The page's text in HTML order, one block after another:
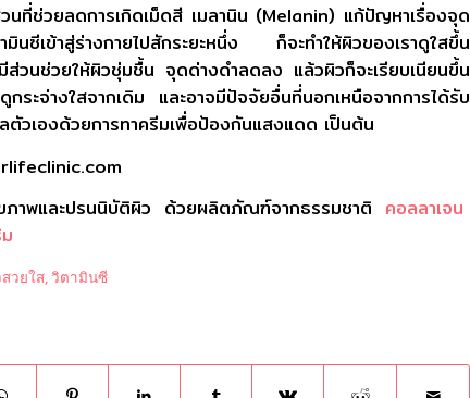
นที่ช่วยลดการเกิดเม็ดสี เมลานิน (Melanin) แก้ปัญหาเรื่องจุด
ซีเข้าสู่ร่างกายไปสักระยะหนึ่ง ก็จะทำให้ผิวของเราดูใสขึ้น
วนช่วยให้ผิวชุ่มชื้น จุดด่างดำลดลง แล้วผิวก็จะเรียบเนียนขึ้น
ดูกระจ่างใสจากเดิม และอาจมีปัจจัยอื่นที่นอกเหนือจากการได้รับ
วเองด้วยการทาครีมเพื่อป้องกันแสงแดด เป็นต้น
าพและปรนนิบัติผิว ด้วยผลิตภัณฑ์จากธรรมชาติ คอลลาเจน
วยใส, วิตามินซี